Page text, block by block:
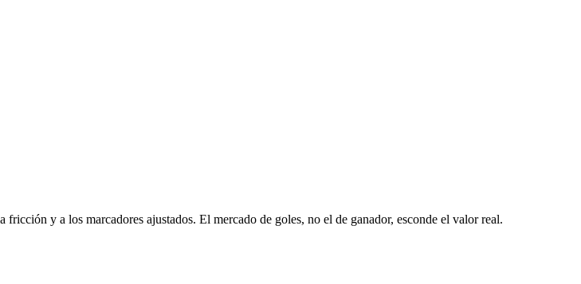
y a los marcadores ajustados. El mercado de goles, no el de ganador, esconde el valor real.